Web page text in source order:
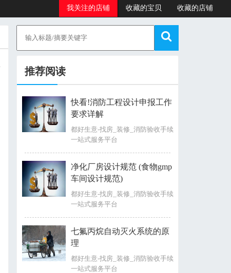
我关注的店铺 收藏的宝贝 收藏的店铺
推荐阅读
快看!消防工程设计申报工作
要求详解
都好生意-找房_装修_消防验收手续
一站式服务平台
净化厂房设计规范 (食物gmp
车间设计规范)
都好生意-找房_装修_消防验收手续
一站式服务平台
七氟丙烷自动灭火系统的原
理
都好生意-找房_装修_消防验收手续
一站式服务平台